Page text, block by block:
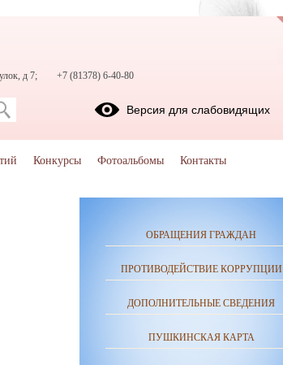
ОБРАЩЕНИЯ ГРАЖДАН
ПРОТИВОДЕЙСТВИЕ КОРРУПЦИИ
ДОПОЛНИТЕЛЬНЫЕ СВЕДЕНИЯ
ПУШКИНСКАЯ КАРТА
д 7; +7 (81378) 6-40-80
Версия для слабовидящих
Конкурсы Фотоальбомы Контакты